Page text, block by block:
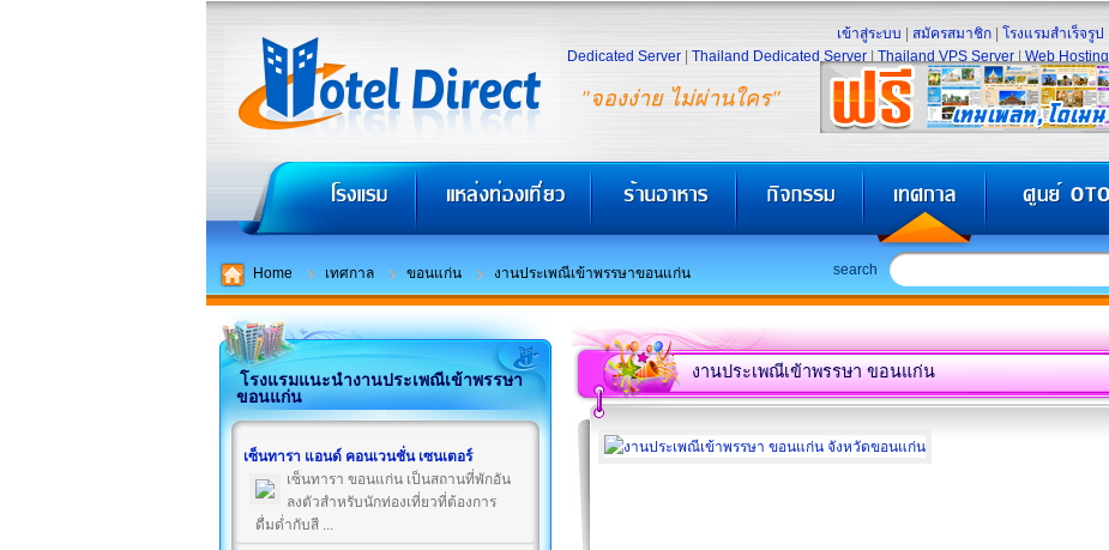
"จองง่าย ไม่ผ่านใคร"
เข้าสู่ระบบ สมัครสมาชิก โรงแรมสำเร็จรูป
Dedicated Server
Thailand Dedicated Server Thailand VPS Server Web Hosting
Home เทศกาล ขอนแก่น งานประเพณีเข้าพรรษาขอนแก่น search
โรงแรมแนะนำงานประเพณีเข้าพรรษา
ขอนแก่น
เซ็นทารา แอนด์ คอนเวนชั่น เซนเตอร์
เซ็นทารา ขอนแก่น เป็นสถานที่พักอัน
ลงตัวสำหรับนักท่องเที่ยวที่ต้องการ
ดื่มด่ำกับสี ...
งานประเพณีเข้าพรรษา ขอนแก่น